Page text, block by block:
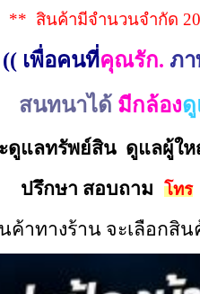
สินค้ามีจำนวนจำกัด
เพื่อคนที่คุณรัก. ภ
นทนาได้ มีกล้อง
ดูแลทรัพย์สิน ดูแลผู้ใ
ปรึกษา สอบถาม
โทร
ค้าทางร้าน จะเลือกสิ